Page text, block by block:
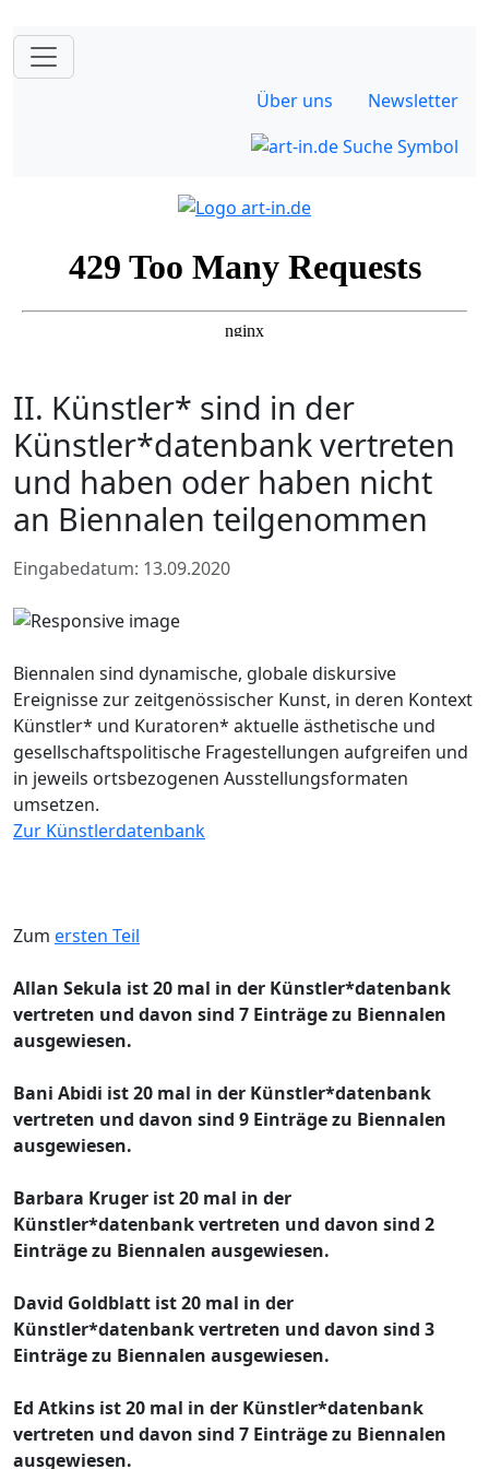
Über uns Newsletter
II. Künstler* sind in der
Künstler*datenbank vertreten
und haben oder haben nicht
an Biennalen teilgenommen
Eingabedatum: 13.09.2020
Biennalen sind dynamische, globale diskursive
Ereignisse zur zeitgenössischer Kunst, in deren Kontext
Künstler* und Kuratoren* aktuelle ästhetische und
gesellschaftspolitische Fragestellungen aufgreifen und
in jeweils ortsbezogenen Ausstellungsformaten
umsetzen.
Zur Künstlerdatenbank
Zum ersten Teil
Allan Sekula ist 20 mal in der Künstler*datenbank
vertreten und davon sind 7 Einträge zu Biennalen
ausgewiesen.
Bani Abidi ist 20 mal in der Künstler*datenbank
vertreten und davon sind 9 Einträge zu Biennalen
ausgewiesen.
Barbara Kruger ist 20 mal in der
Künstler*datenbank vertreten und davon sind 2
Einträge zu Biennalen ausgewiesen.
David Goldblatt ist 20 mal in der
Künstler*datenbank vertreten und davon sind 3
Einträge zu Biennalen ausgewiesen.
Ed Atkins ist 20 mal in der Künstler*datenbank
vertreten und davon sind 7 Einträge zu Biennalen
ausgewiesen.